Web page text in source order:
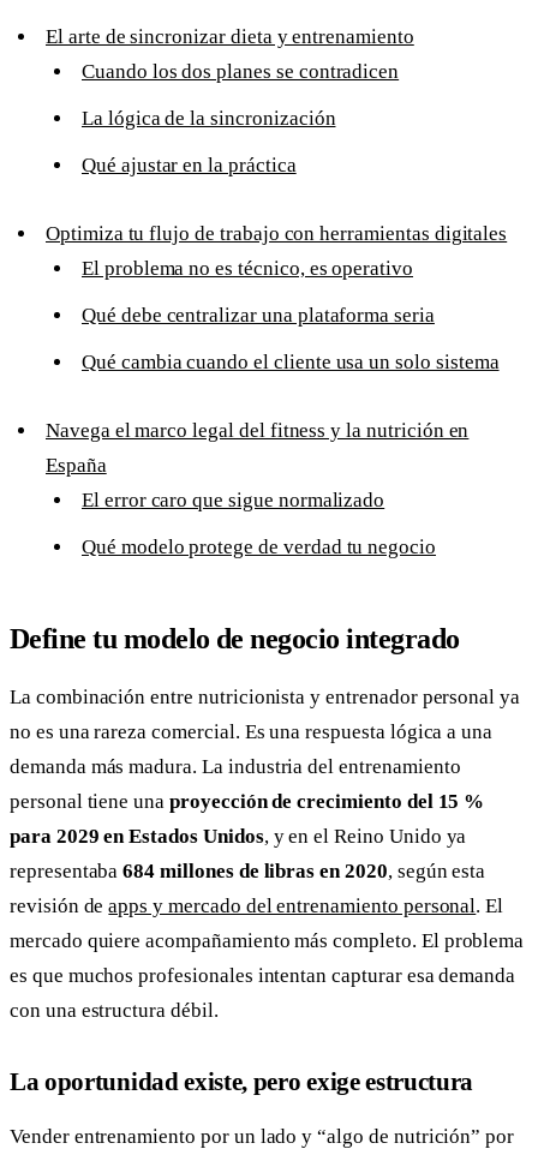
El arte de sincronizar dieta y entrenamiento
Cuando los dos planes se contradicen
La lógica de la sincronización
Qué ajustar en la práctica
Optimiza tu flujo de trabajo con herramientas digitales
El problema no es técnico, es operativo
Qué debe centralizar una plataforma seria
Qué cambia cuando el cliente usa un solo sistema
Navega el marco legal del fitness y la nutrición en
España
El error caro que sigue normalizado
Qué modelo protege de verdad tu negocio
Define tu modelo de negocio integrado
La combinación entre nutricionista y entrenador personal ya
no es una rareza comercial. Es una respuesta lógica a una
demanda más madura. La industria del entrenamiento
personal tiene unaproyección de crecimiento del 15 %
para 2029 en Estados Unidos, y en el Reino Unido ya
representaba684 millones de libras en 2020, según esta
revisión deapps y mercado del entrenamiento personal. El
mercado quiere acompañamiento más completo. El problema
es que muchos profesionales intentan capturar esa demanda
con una estructura débil.
La oportunidad existe, pero exige estructura
Vender entrenamiento por un lado y “algo de nutrición” por